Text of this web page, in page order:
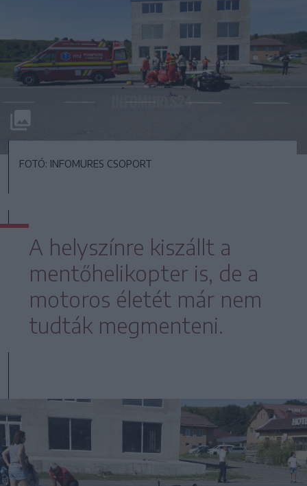
FOTÓ: INFOMURES CSOPORT
A helyszínre kiszállt a
mentőhelikopter is, de a
motoros életét már nem
tudták megmenteni.